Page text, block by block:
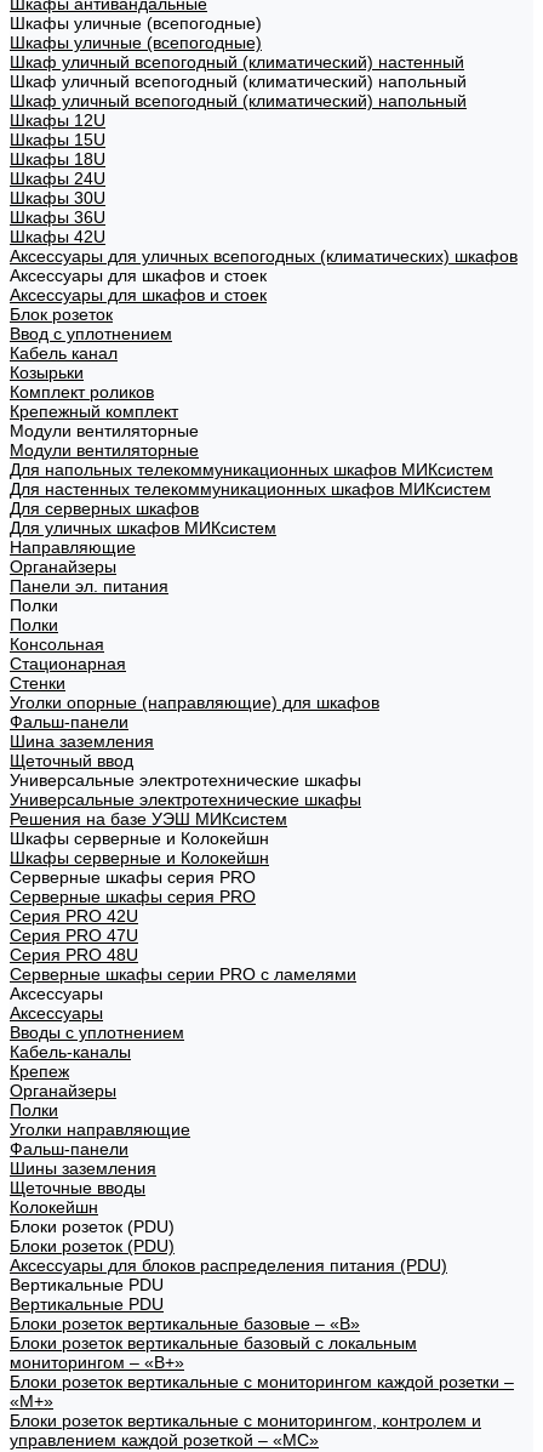
Шкафы уличные (всепогодные)
Шкафы уличные (всепогодные)
Шкаф уличный всепогодный (климатический) настенный
Шкаф уличный всепогодный (климатический) напольный
Шкаф уличный всепогодный (климатический) напольный
Шкафы 12U
Шкафы 15U
Шкафы 18U
Шкафы 24U
Шкафы 30U
Шкафы 36U
Шкафы 42U
Аксессуары для уличных всепогодных (климатических) шкафов
Аксессуары для шкафов и стоек
Аксессуары для шкафов и стоек
Блок розеток
Ввод с уплотнением
Кабель канал
Козырьки
Комплект роликов
Крепежный комплект
Модули вентиляторные
Модули вентиляторные
Для напольных телекоммуникационных шкафов МИКсистем
Для настенных телекоммуникационных шкафов МИКсистем
Для серверных шкафов
Для уличных шкафов МИКсистем
Направляющие
Органайзеры
Панели эл. питания
Полки
Полки
Консольная
Стационарная
Стенки
Уголки опорные (направляющие) для шкафов
Фальш-панели
Шина заземления
Щеточный ввод
Универсальные электротехнические шкафы
Универсальные электротехнические шкафы
Решения на базе УЭШ МИКсистем
Шкафы серверные и Колокейшн
Шкафы серверные и Колокейшн
Серверные шкафы серия PRO
Серверные шкафы серия PRO
Серия PRO 42U
Серия PRO 47U
Серия PRO 48U
Серверные шкафы серии PRO с ламелями
Аксессуары
Аксессуары
Вводы с уплотнением
Кабель-каналы
Крепеж
Органайзеры
Полки
Уголки направляющие
Фальш-панели
Шины заземления
Щеточные вводы
Колокейшн
Блоки розеток (PDU)
Блоки розеток (PDU)
Аксессуары для блоков распределения питания (PDU)
Вертикальные PDU
Вертикальные PDU
Блоки розеток вертикальные базовые – «В»
Блоки розеток вертикальные базовый с локальным
мониторингом – «В+»
Блоки розеток вертикальные с мониторингом каждой розетки –
«М+»
Блоки розеток вертикальные с мониторингом, контролем и
управлением каждой розеткой – «МС»